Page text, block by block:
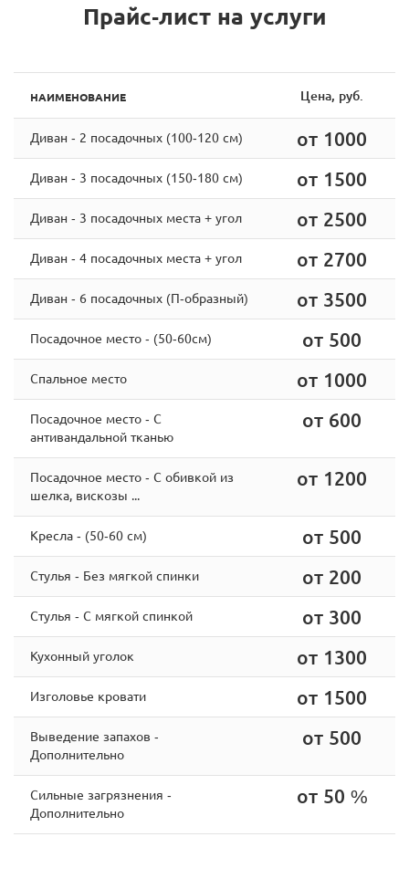
Прайс-лист на услуги
НАИМЕНОВАНИЕ Цена, руб.
Диван - 2 посадочных (100-120 см) от 1000
Диван - 3 посадочных (150-180 см) от 1500
Диван - 3 посадочных места + угол от 2500
Диван - 4 посадочных места + угол от 2700
Диван - 6 посадочных (П-образный) от 3500
Посадочное место - (50-60см) от 500
Спальное место от 1000
Посадочное место - С
антивандальной тканью
от 600
Посадочное место - С обивкой из
шелка, вискозы ...
от 1200
Кресла - (50-60 см) от 500
Стулья - Без мягкой спинки от 200
Стулья - С мягкой спинкой от 300
Кухонный уголок от 1300
Изголовье кровати от 1500
Выведение запахов -
Дополнительно
от 500
Сильные загрязнения -
Дополнительно
от 50 %